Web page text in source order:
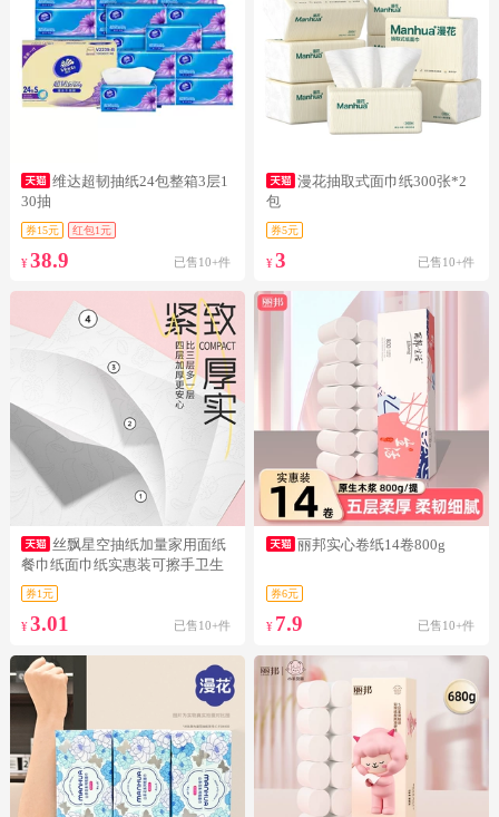
维达超韧抽纸24包整箱3层1
30抽
券15元 红包1元
¥ 38.9 已售10+件
漫花抽取式面巾纸300张*2
包
券5元
¥3 已售10+件
丝飘星空抽纸加量家用面纸
餐巾纸面巾纸实惠装可擦手卫生
纸巾b1
券1元
¥ 3.01 已售10+件
丽邦实心卷纸14卷800g
券6元
¥ 7.9 已售10+件